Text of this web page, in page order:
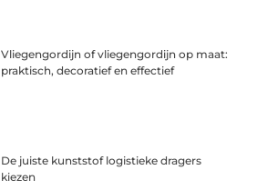
Vliegengordijn of vliegengordijn op maat:
praktisch, decoratief en effectief
De juiste kunststof logistieke dragers
kiezen